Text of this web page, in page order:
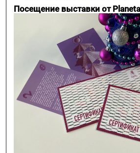
Посещение выставки от